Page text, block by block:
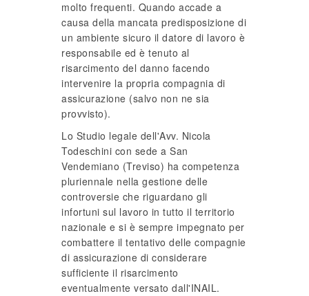
molto frequenti. Quando accade a
causa della mancata predisposizione di
un ambiente sicuro il datore di lavoro è
responsabile ed è tenuto al
risarcimento del danno facendo
intervenire la propria compagnia di
assicurazione (salvo non ne sia
provvisto).
Lo Studio legale dell'Avv. Nicola
Todeschini con sede a San
Vendemiano (Treviso) ha competenza
pluriennale nella gestione delle
controversie che riguardano gli
infortuni sul lavoro in tutto il territorio
nazionale e si è sempre impegnato per
combattere il tentativo delle compagnie
di assicurazione di considerare
sufficiente il risarcimento
eventualmente versato dall'INAIL.